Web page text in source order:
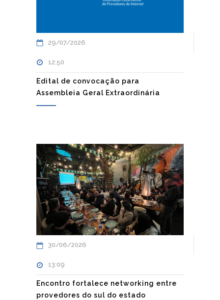
29/07/2026
12:50
Edital de convocação para
Assembleia Geral Extraordinária
30/06/2026
13:09
Encontro fortalece networking entre
provedores do sul do estado